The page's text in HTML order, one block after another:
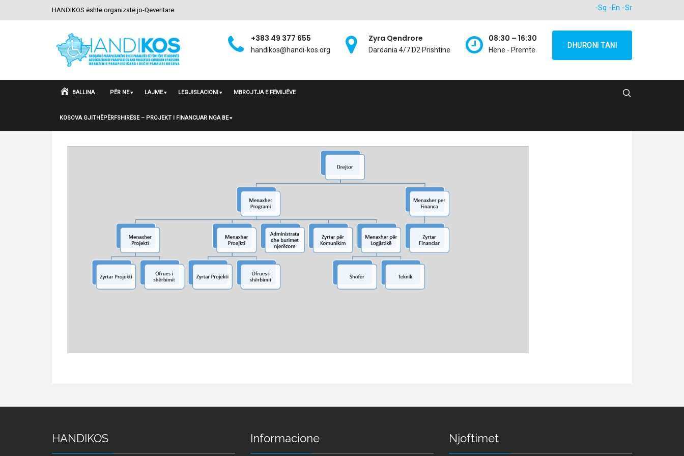
HANDIKOS është organizatë jo-Qeveritare -Sq -En -Sr
+383 49 377 655
handikos@handi-kos.org
Zyra Qendrore
Dardania 4/7 D2 Prishtine
08:30 – 16:30
Hëne - Premte
DHURONI TANI
BALLINA PËR NE LAJME LEGJISLACIONI MBROJTJA E FËMIJËVE
KOSOVA GJITHËPËRFSHIRËSE – PROJEKT I FINANCUAR NGA BE
HANDIKOS Informacione Njoftimet